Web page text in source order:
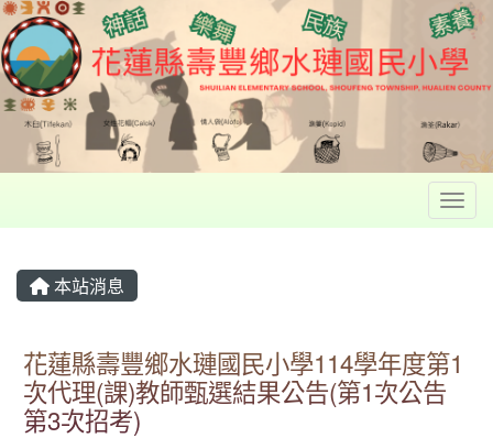
本站消息
花蓮縣壽豐鄉水璉國民小學114學年度第1
次代理(課)教師甄選結果公告(第1次公告
第3次招考)